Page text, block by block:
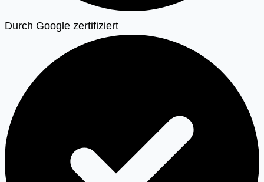
Durch Google zertifiziert